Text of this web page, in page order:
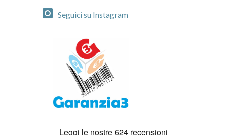
Seguici su Instagram